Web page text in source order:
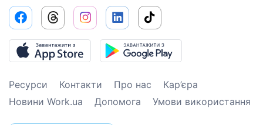
Ресурси Контакти Про нас
Кар’єра
Новини Work.ua
Допомога Умови використання